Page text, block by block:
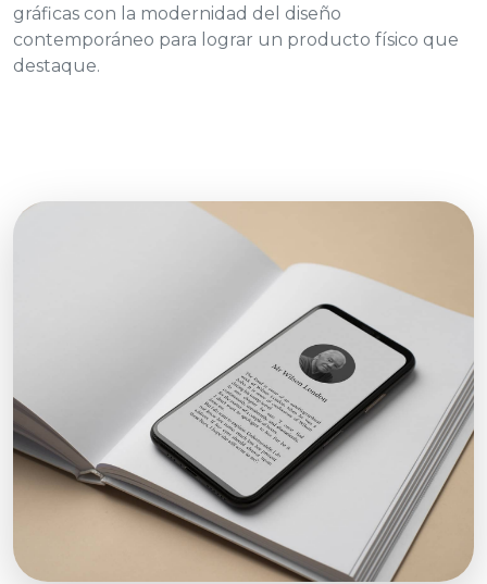
gráficas con la modernidad del diseño
contemporáneo para lograr un producto físico que
destaque.